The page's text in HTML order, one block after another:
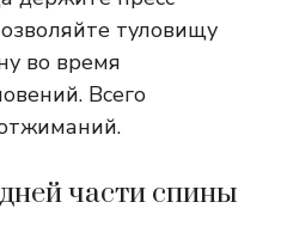
туловищу
во время
Всего
части спины